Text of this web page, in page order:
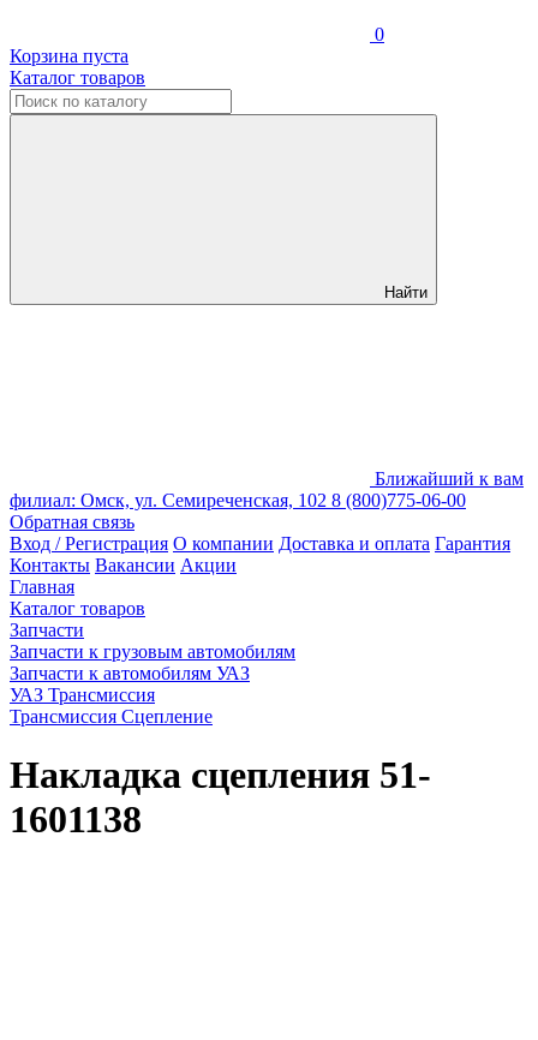
0
Корзина пуста
Каталог товаров
Найти
Ближайший к вам
филиал: Омск, ул. Семиреченская, 102 8 (800)775-06-00
Обратная связь
Вход / Регистрация О компании Доставка и оплата Гарантия
Контакты Вакансии Акции
Главная
Каталог товаров
Запчасти
Запчасти к грузовым автомобилям
Запчасти к автомобилям УАЗ
УАЗ Трансмиссия
Трансмиссия Сцепление
Накладка сцепления 51-
1601138